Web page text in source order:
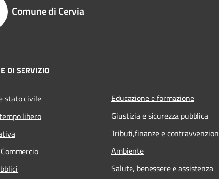
Comune di Cervia
DI SERVIZIO
stato civile
libero
Educazione e formazione
Giustizia e sicurezza pubblica
Tributi,finanze e
Ambiente
Salute, benessere e assistenza